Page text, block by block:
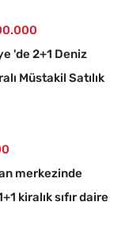
'de 2+1 Deniz
Müstakil Satılık
merkezinde
kiralık sıfır daire